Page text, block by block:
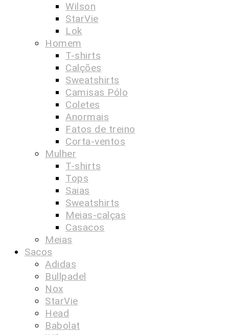
Wilson
StarVie
Lok
Homem
T-shirts
Calções
Sweatshirts
Camisas Pólo
Coletes
Anormais
Fatos de treino
Corta-ventos
Mulher
T-shirts
Tops
Saias
Sweatshirts
Meias-calças
Casacos
Meias
Sacos
Adidas
Bullpadel
Nox
StarVie
Head
Babolat